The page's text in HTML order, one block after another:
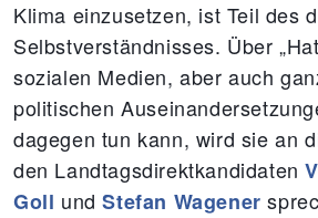
Klima einzusetzen, ist Teil des
Selbstverständnisses. Über
sozialen Medien, aber auch
politischen
dagegen tun kann, wird sie an
den Landtagsdirektkandidaten
Goll undStefan Wagener